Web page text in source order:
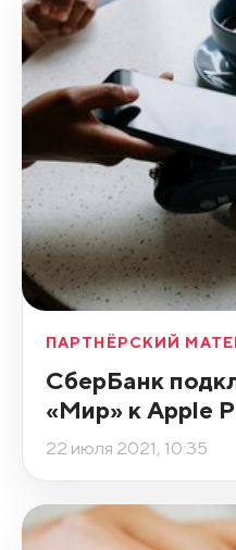
ПАРТНЁРСКИЙ
СберБанк
«Мир» к Apple
22 июля 2021, 10:35